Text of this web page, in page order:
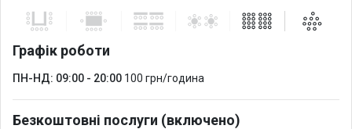
Графік роботи
ПН-НД: 09:00 - 20:00 100 грн/година
Безкоштовні послуги (включено)